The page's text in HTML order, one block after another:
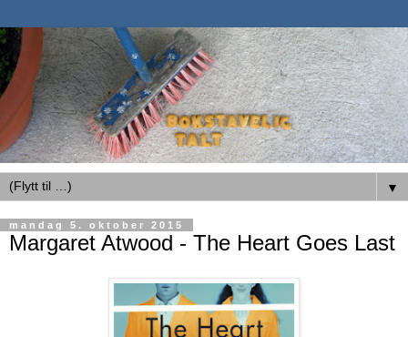
▼
mandag 5. oktober 2015
Margaret Atwood - The Heart Goes Last